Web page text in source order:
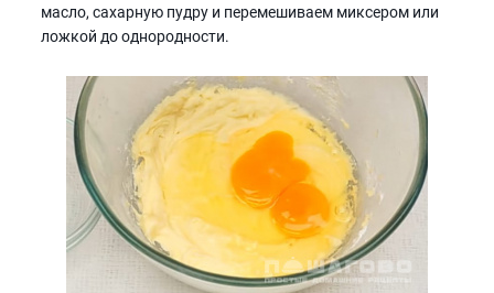
масло, сахарную пудру и перемешиваем миксером или
ложкой до однородности.